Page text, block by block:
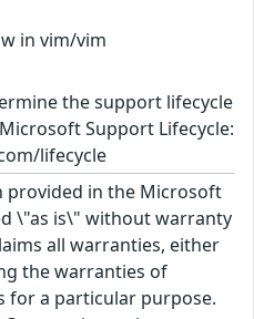
in vim/vim
the support lifecycle
Support Lifecycle:
lifecycle
provided in the Microsoft
\"as is\" without warranty
all warranties, either
the warranties of
for a particular purpose.